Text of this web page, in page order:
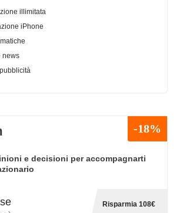
illimitata
iPhone
news
-18%
e decisioni per accompagnarti
Risparmia 108€